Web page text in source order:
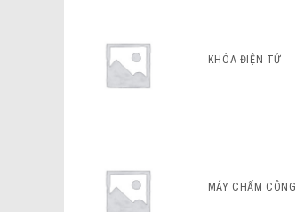
KHÓA ĐIỆN TỬ
MÁY CHẤM CÔNG